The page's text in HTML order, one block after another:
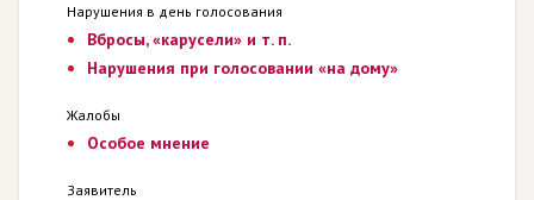
Нарушения в день голосования
Вбросы, «карусели» и т. п.
Нарушения при голосовании «на дому»
Жалобы
Особое мнение
Заявитель